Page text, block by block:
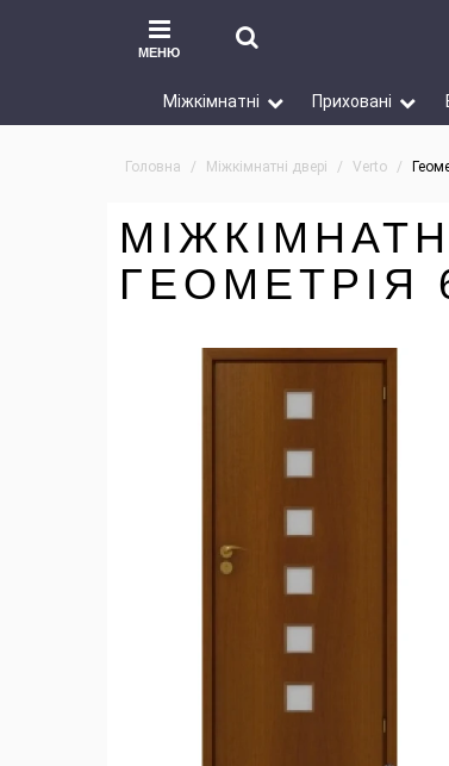
МЕНЮ
Міжкімнатні Приховані
Головна Міжкімнатні двері Verto
ГЕОМЕТРІЯ